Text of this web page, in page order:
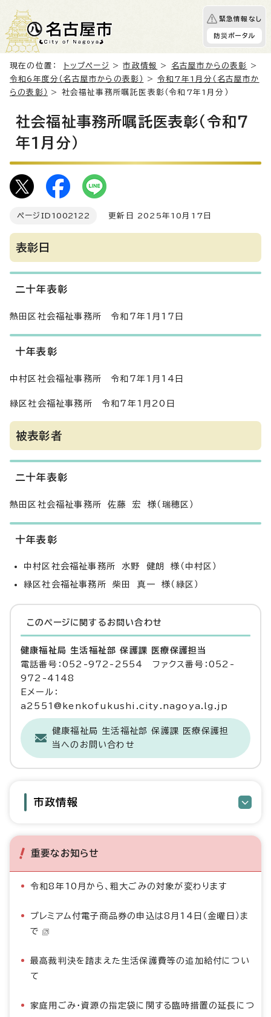
緊急情報なし
防災ポータル
現在の位置： トップページ >市政情報 > 名古屋市からの表彰
>
令和6年度分（名古屋市からの表彰）
>令和7年1月分（名古屋市か
らの表彰）
> 社会福祉事務所嘱託医表彰（令和7年1月分）
社会福祉事務所嘱託医表彰（令和7
年1月分）
ページID 1002122 更新日 2025年10月17日
表彰日
二十年表彰
熱田区社会福祉事務所 令和7年1月17日
十年表彰
中村区社会福祉事務所 令和7年1月14日
緑区社会福祉事務所 令和7年1月20日
被表彰者
二十年表彰
熱田区社会福祉事務所 佐藤 宏 様（瑞穂区）
十年表彰
中村区社会福祉事務所 水野 健朗 様（中村区）
緑区社会福祉事務所 柴田 真一 様（緑区）
このページに関する お問い合わせ
健康福祉局 生活福祉部 保護課 医療保護担当
電話番号：052-972-2554 ファクス番号：052-
972-4148
Eメール：
a2551@kenkofukushi.city.nagoya.lg.jp
健康福祉局 生活福祉部 保護課 医療保護担
当へのお問い合わせ
市政情報
重要なお知らせ
令和8年10月から、粗大ごみの対象が変わります
プレミアム付電子商品券の申込は8月14日（金曜日）ま
で
最高裁判決を踏まえた生活保護費等の追加給付につい
て
家庭用ごみ・資源の指定袋に関する臨時措置の延長につ